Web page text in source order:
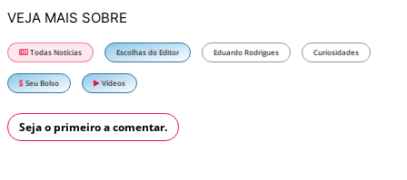
VEJA MAIS SOBRE
Todas Notícias Escolhas do Editor Eduardo Rodrigues Curiosidades
Seu Bolso Vídeos
Seja o primeiro a comentar.